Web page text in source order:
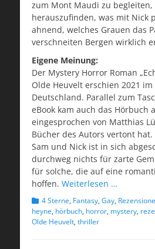
zum Mont Maudi zu begleiten,
herauszufinden, was mit Nick
ahnend, welches Grauen das
verschneiten Bergen wirklich
Eigene Meinung:
Der Mystery Horror Roman
Olde Heuvelt erschien 2021 im
Deutschland. Parallel zum
eBook kam auch das Hörbuch
eingesprochen von Matthias
Bücher des Autors vertont hat.
Sam und Nick ist in sich
durchweg nichts für zarte
für solche, die auf eine
hoffen. Weiterlesen …
Kategorien
4 Sterne, Fantasy, Gay,
heyne, hörbuch, horror, mystery,
Olde Heuvelt, thriller